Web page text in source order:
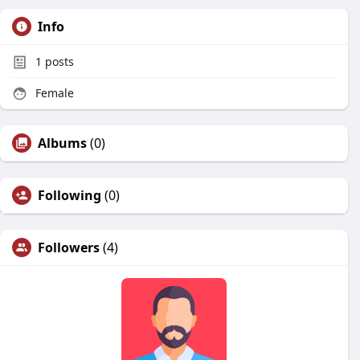
Info
1 posts
Female
Albums(0)
Following (0)
Followers(4)